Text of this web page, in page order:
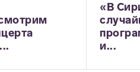
«В
и...